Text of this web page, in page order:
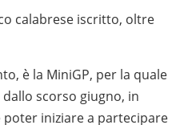
calabrese iscritto, oltre
è la MiniGP, per la quale
scorso giugno, in
iniziare a partecipare